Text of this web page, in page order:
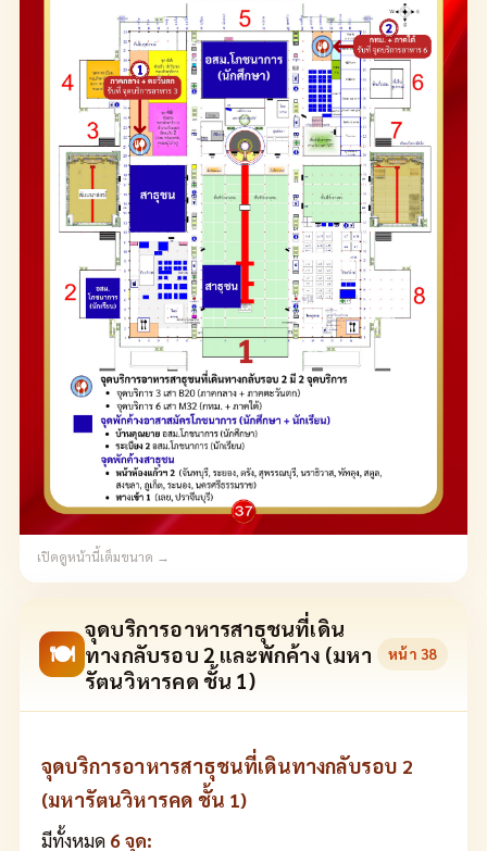
เปิดดูหน้านี้เต็มขนาด →
🍽
จุดบริการอาหารสาธุชนที่เดิน
ทางกลับรอบ 2 และพักค้าง (มหา
รัตนวิหารคด ชั้น 1)
หน้า 38
จุดบริการอาหารสาธุชนที่เดินทางกลับรอบ 2
(มหารัตนวิหารคด ชั้น 1)
มีทั้งหมด 6 จุด: